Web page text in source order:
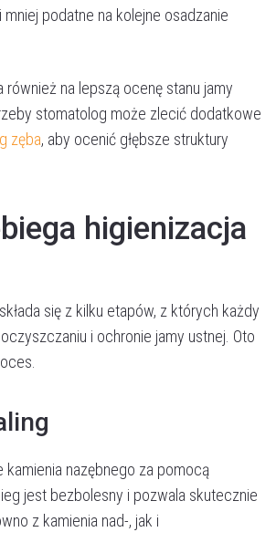
mniej podatne na kolejne osadzanie
również na lepszą ocenę stanu jamy
stomatolog może zlecić dodatkowe
zęba, aby ocenić głębsze struktury
higienizacja
się z kilku etapów, z których każdy
i ochronie jamy ustnej. Oto
kamienia nazębnego za pomocą
jest bezbolesny i pozwala skutecznie
z kamienia nad-, jak i